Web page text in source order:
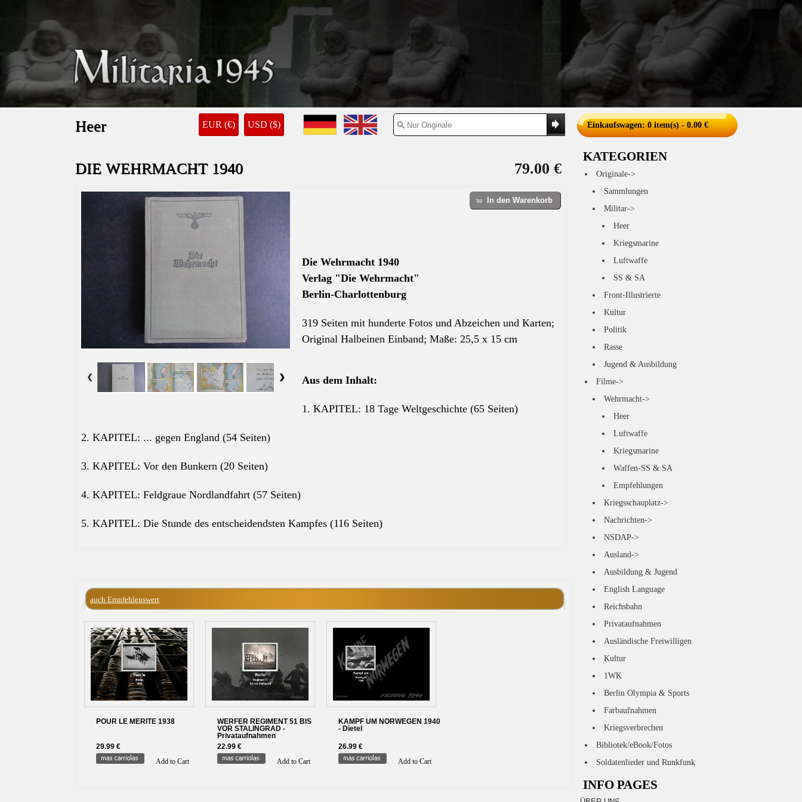
EUR (€) USD ($)
Heer
79.00 €
DIE WEHRMACHT 1940
In den Warenkorb
Die Wehrmacht 1940
Verlag "Die Wehrmacht"
Berlin-Charlottenburg
319 Seiten mit hunderte Fotos und Abzeichen und Karten;
Original Halbeinen Einband; Maße: 25,5 x 15 cm
Aus dem Inhalt:
1. KAPITEL: 18 Tage Weltgeschichte (65 Seiten)
2. KAPITEL: ... gegen England (54 Seiten)
3. KAPITEL: Vor den Bunkern (20 Seiten)
4. KAPITEL: Feldgraue Nordlandfahrt (57 Seiten)
5. KAPITEL: Die Stunde des entscheidendsten Kampfes (116 Seiten)
auch Empfehlenswert
POUR LE MERITE 1938
29.99 €
Add to Cart
WERFER REGIMENT 51 BIS
VOR STALINGRAD -
Privataufnahmen
22.99 €
Add to Cart
KAMPF UM NORWEGEN 1940
- Dietel
26.99 €
Add to Cart
Einkaufswagen: 0 item(s) - 0.00 €
KATEGORIEN
Originale->
Sammlungen
Militar->
Heer
Kriegsmarine
Luftwaffe
SS & SA
Front-Illustrierte
Kultur
Politik
Rasse
Jugend & Ausbildung
Filme->
Wehrmacht->
Heer
Luftwaffe
Kriegsmarine
Waffen-SS & SA
Empfehlungen
Kriegsschauplatz->
Nachrichten->
NSDAP->
Ausland->
Ausbildung & Jugend
English Language
Reichsbahn
Privataufnahmen
Ausländische Freiwilligen
Kultur
1WK
Berlin Olympia & Sports
Farbaufnahmen
Kriegsverbrechen
Bibliotek/eBook/Fotos
Soldatenlieder und Runkfunk
INFO PAGES